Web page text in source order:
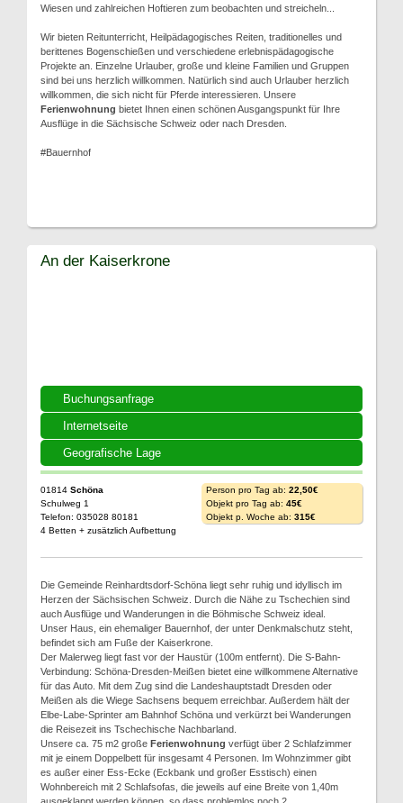
Wiesen und zahlreichen Hoftieren zum beobachten und streicheln...
Wir bieten Reitunterricht, Heilpädagogisches Reiten, traditionelles und
berittenes Bogenschießen und verschiedene erlebnispädagogische
Projekte an. Einzelne Urlauber, große und kleine Familien und Gruppen
sind bei uns herzlich willkommen. Natürlich sind auch Urlauber herzlich
willkommen, die sich nicht für Pferde interessieren. Unsere
Ferienwohnung bietet Ihnen einen schönen Ausgangspunkt für Ihre
Ausflüge in die Sächsische Schweiz oder nach Dresden.
#Bauernhof
Buchungsanfrage
Internetseite
Geografische Lage
An der Kaiserkrone
01814 Schöna
Schulweg 1
Telefon: 035028 80181
4 Betten + zusätzlich Aufbettung
Person pro Tag ab: 22,50€
Objekt pro Tag ab: 45€
Objekt p. Woche ab: 315€
Die Gemeinde Reinhardtsdorf-Schöna liegt sehr ruhig und idyllisch im
Herzen der Sächsischen Schweiz. Durch die Nähe zu Tschechien sind
auch Ausflüge und Wanderungen in die Böhmische Schweiz ideal.
Unser Haus, ein ehemaliger Bauernhof, der unter Denkmalschutz steht,
befindet sich am Fuße der Kaiserkrone.
Der Malerweg liegt fast vor der Haustür (100m entfernt). Die S-Bahn-
Verbindung: Schöna-Dresden-Meißen bietet eine willkommene Alternative
für das Auto. Mit dem Zug sind die Landeshauptstadt Dresden oder
Meißen als die Wiege Sachsens bequem erreichbar. Außerdem hält der
Elbe-Labe-Sprinter am Bahnhof Schöna und verkürzt bei Wanderungen
die Reisezeit ins Tschechische Nachbarland.
Unsere ca. 75 m2 große Ferienwohnung verfügt über 2 Schlafzimmer
mit je einem Doppelbett für insgesamt 4 Personen. Im Wohnzimmer gibt
es außer einer Ess-Ecke (Eckbank und großer Esstisch) einen
Wohnbereich mit 2 Schlafsofas, die jeweils auf eine Breite von 1,40m